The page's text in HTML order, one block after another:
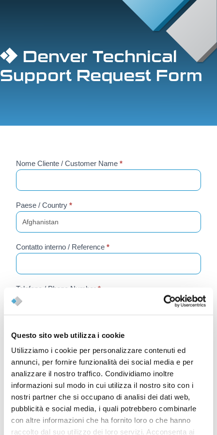
Questo sito web utilizza i cookie
Utilizziamo i cookie per personalizzare contenuti ed
annunci, per fornire funzionalità dei social media e per
analizzare il nostro traffico. Condividiamo inoltre
informazioni sul modo in cui utilizza il nostro sito con i
nostri partner che si occupano di analisi dei dati web,
pubblicità e social media, i quali potrebbero combinarle
con altre informazioni che ha fornito loro o che hanno
raccolto dal suo utilizzo dei loro servizi. Acconsenta ai
Denver Technical
Support Request Form
Modulo
richiesta
Nome Cliente / Customer Name *
Paese / Country *
Contatto interno / Reference *
Telefono / Phone Number *
Matricola / Serial Number*
Modello Macchina / Machine Model*
Se
sei
essere
lascia
questo
campo